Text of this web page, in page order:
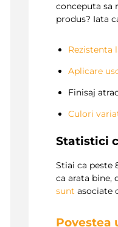
conceputa sa
produs? Iata
Rezistenta
Aplicare
Finisaj
Culori
Statistici
Stiai ca peste
ca arata bine,
sunt asociate
Povestea